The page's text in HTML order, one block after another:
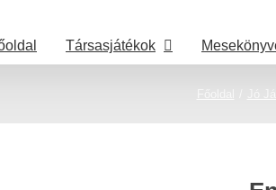
Társasjátékok